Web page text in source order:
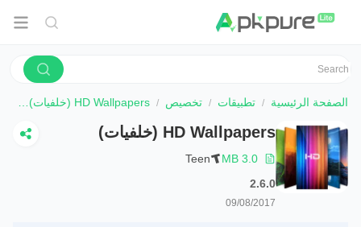
الصفحة الرئيسية تطبيقات تخصيص HD Wallpapers (خلفيات)
HD Wallpapers (خلفيات)
3.0 MB
Teen
2.6.0
09/08/2017